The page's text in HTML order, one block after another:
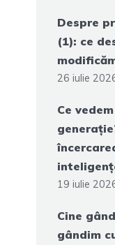
Despre
(1): ce
26 iulie
Ce
19 iulie
Cine
gândim